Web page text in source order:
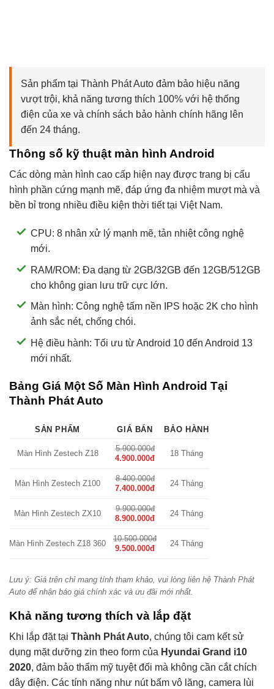
Sản phẩm tại Thành Phát Auto đảm bảo hiệu năng
vượt trội, khả năng tương thích 100% với hệ thống
điện của xe và chính sách bảo hành chính hãng lên
đến 24 tháng.
Thông số kỹ thuật màn hình Android
Các dòng màn hình cao cấp hiện nay được trang bị cấu
hình phần cứng mạnh mẽ, đáp ứng đa nhiệm mượt mà và
bền bỉ trong nhiều điều kiện thời tiết tại Việt Nam.
CPU: 8 nhân xử lý mạnh mẽ, tản nhiệt công nghệ
mới.
RAM/ROM: Đa dạng từ 2GB/32GB đến 12GB/512GB
cho không gian lưu trữ cực lớn.
Màn hình: Công nghệ tấm nền IPS hoặc 2K cho hình
ảnh sắc nét, chống chói.
Hệ điều hành: Tối ưu từ Android 10 đến Android 13
mới nhất.
Bảng Giá Một Số Màn Hình Android Tại
Thành Phát Auto
SẢN PHẨM GIÁ BÁN BẢO HÀNH
Màn Hình Zestech Z18
5.900.000đ
4.900.000đ
18 Tháng
Màn Hình Zestech Z100
8.400.000đ
7.400.000đ
24 Tháng
Màn Hình Zestech ZX10
9.900.000đ
8.900.000đ
24 Tháng
Màn Hình Zestech Z18 360
10.500.000đ
9.500.000đ
24 Tháng
Lưu ý: Giá trên chỉ mang tính tham khảo, vui lòng liên hệ Thành Phát
Auto để nhận báo giá chính xác và ưu đãi mới nhất.
Khả năng tương thích và lắp đặt
Khi lắp đặt tại Thành Phát Auto, chúng tôi cam kết sử
dụng mặt dưỡng zin theo form của Hyundai Grand i10
2020, đảm bảo thẩm mỹ tuyệt đối mà không cần cắt chích
dây điện. Các tính năng như nút bấm vô lăng, camera lùi